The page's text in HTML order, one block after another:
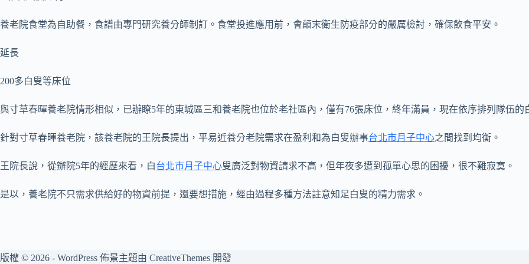
養老院食堂為自助餐，食譜由專門研究養分師制訂。食堂投進應用前，會顛末衛生防疫部分的嚴厲檢討，確保飲食平安。
延長
200多白叟等床位
與寸草春暉養老院情形相似，已辦瞭5年的東城區三和養老院也位於老社區內，僅有76張床位，終年滿員，現在依序排列隊伍的
針對寸草春暉養老院，該養老院的王院長提出，平易近養分老院需求在盈利和為白叟辦事台北市月子中心之間找到均衡。
王院長說，從辦院5年的經歷來看，白台北市月子中心叟廣泛對物資請求不高，但年夜多遭到孤單心思的困擾，很不難寂寞。
是以，養老院不只需求供給好的物資前提，還要想措施，經由過程多種方法註意知足白叟的精力需求。
版權 © 2026 - WordPress 佈景主題由 CreativeThemes 開發